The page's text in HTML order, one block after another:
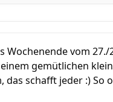
Wochenende vom
gemütlichen
das schafft jeder :) So